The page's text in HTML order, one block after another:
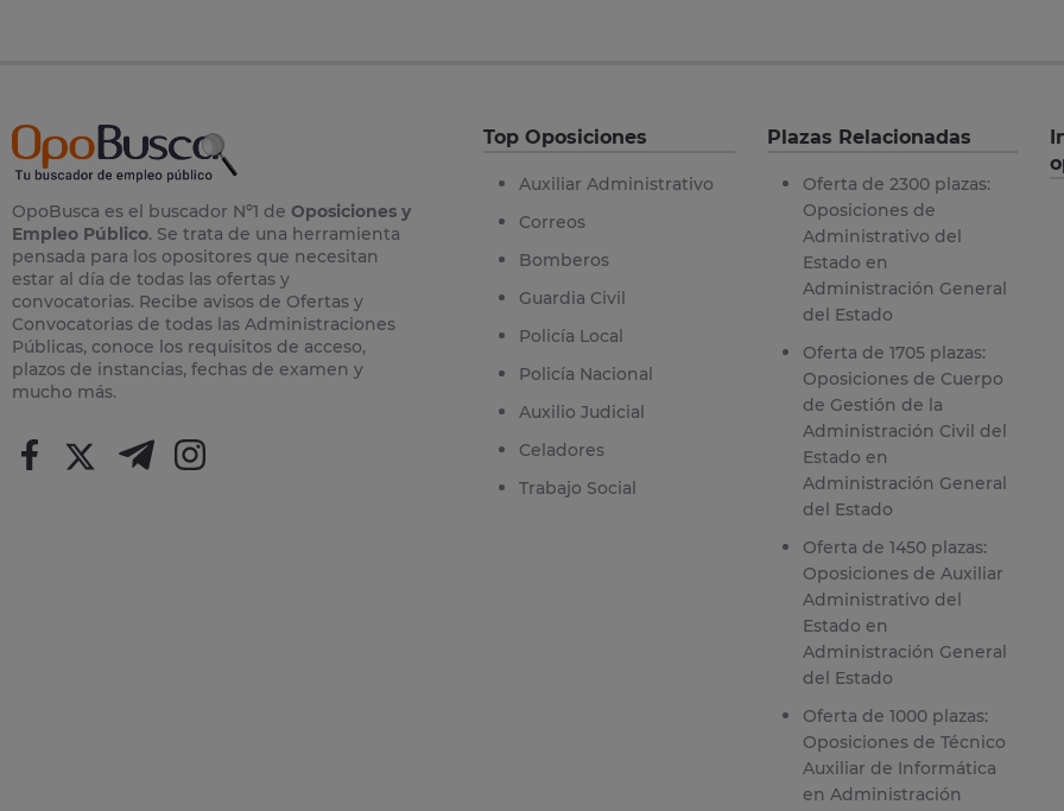
OpoBusca es el buscador Nº1 de Oposiciones y
Empleo Público. Se trata de una herramienta
pensada para los opositores que necesitan
estar al día de todas las ofertas y
convocatorias. Recibe avisos de Ofertas y
Convocatorias de todas las Administraciones
Públicas, conoce los requisitos de acceso,
plazos de instancias, fechas de examen y
mucho más.
Top Oposiciones
Auxiliar Administrativo
Correos
Bomberos
Guardia Civil
Policía Local
Policía Nacional
Auxilio Judicial
Celadores
Trabajo Social
Plazas Relacionadas
Oferta de 2300 plazas:
Oposiciones de
Administrativo del
Estado en
Administración General
del Estado
Oferta de 1705 plazas:
Oposiciones de Cuerpo
de Gestión de la
Administración Civil del
Estado en
Administración General
del Estado
Oferta de 1450 plazas:
Oposiciones de Auxiliar
Administrativo del
Estado en
Administración General
del Estado
Oferta de 1000 plazas:
Oposiciones de Técnico
Auxiliar de Informática
en Administración